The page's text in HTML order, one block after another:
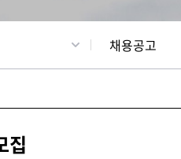
채용공고
집